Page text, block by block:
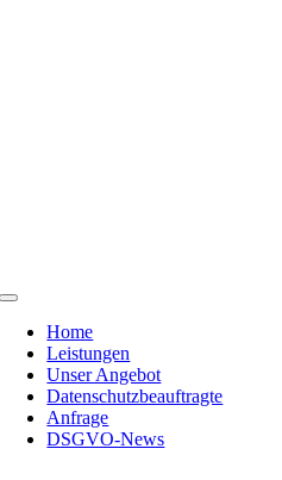
Toggle
NavigationHome
Leistungen
Unser Angebot
Datenschutzbeauftragte
Anfrage
DSGVO-News